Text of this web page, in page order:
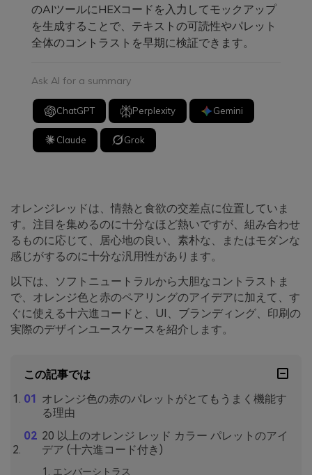
のAIツールにHEXコードを入力してモックアップ
を生成することで、テキストの可読性やパレット
全体のコントラストを早期に検証できます。
Ask AI for a summary
ChatGPT Perplexity Gemini
Claude Grok
オレンジレッドは、情熱と食欲の交差点に位置していま
す。注目を集めるのに十分なほど熱いですが、組み合わせ
るものに応じて、居心地の良い、素朴な、またはモダンな
感じがするのに十分な汎用性があります。
以下は、ソフトニュートラルから大胆なコントラストま
で、オレンジ色と赤のペアリングのアイデアに加えて、す
ぐに使える十六進コードと、UI、ブランディング、印刷の
実際のデザインユースケースを紹介します。
この記事では
オレンジ色の赤のパレットがとてもうまく機能す
る理由
20 以上のオレンジ レッド カラー パレットのアイ
デア (十六進コード付き)
エンバーシトラス